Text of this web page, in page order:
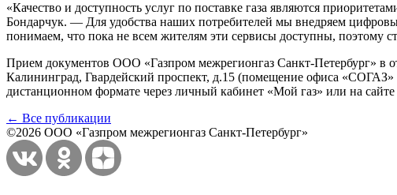
«Качество и доступность услуг по поставке газа являются
Бондарчук. — Для удобства наших потребителей мы внедряем
понимаем, что пока не всем жителям эти сервисы доступны, поэтому
Прием документов ООО «Газпром межрегионгаз Санкт-Петербург» в
Калининград, Гвардейский проспект, д.15 (помещение офиса «СОГАЗ»
дистанционном формате через личный кабинет «Мой газ» или на
← Все публикации
©2026 ООО «Газпром межрегионгаз Санкт-Петербург»